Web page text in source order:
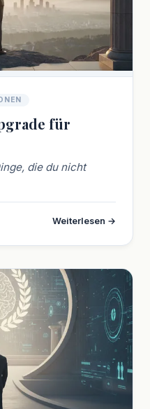
für
die du nicht
Weiterlesen →